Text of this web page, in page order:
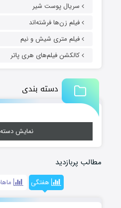
سریال پوست شیر
فیلم زن‌ها فرشته‌اند
فیلم متری شیش و نیم
کالکشن فیلم‌های هری پاتر
دسته بندی
نمایش
مطالب پربازدید
هفتگی